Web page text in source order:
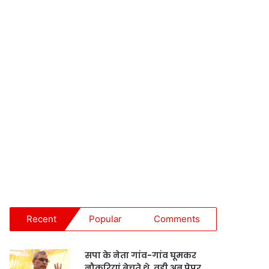
Recent Popular Comments
सपा के नेता गांव-गांव घूमकर